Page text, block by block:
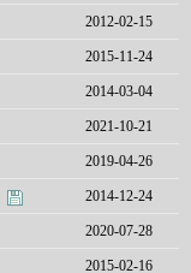
2012-02-15
2015-11-24
2014-03-04
2021-10-21
2019-04-26
2014-12-24
2020-07-28
2015-02-16